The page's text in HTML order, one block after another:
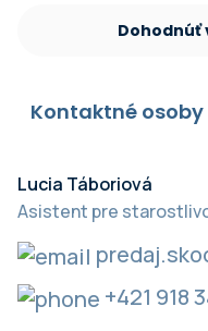
Dohodnúť
Kontaktné osoby
Lucia Táboriová
Asistent pre
+421 918